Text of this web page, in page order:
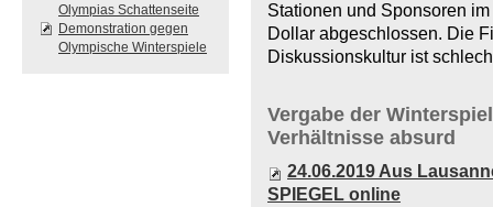
Olympias Schattenseite
Demonstration gegen
Olympische Winterspiele
Stationen und Sponsoren
Dollar abgeschlossen. Die
Diskussionskultur ist
Vergabe der
Verhältnisse absurd
24.06.2019 Aus
SPIEGEL online